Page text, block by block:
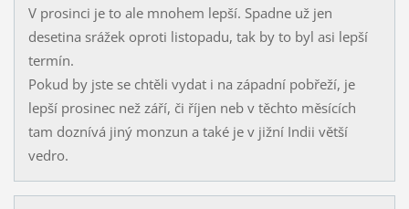
V prosinci je to ale mnohem lepší. Spadne už jen
desetina srážek oproti listopadu, tak by to byl asi lepší
termín.
Pokud by jste se chtěli vydat i na západní pobřeží, je
lepší prosinec než září, či říjen neb v těchto měsících
tam doznívá jiný monzun a také je v jižní Indii větší
vedro.